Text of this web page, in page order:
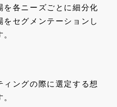
を各ニーズごとに細分化
をセグメンテーションし
ィングの際に選定する想